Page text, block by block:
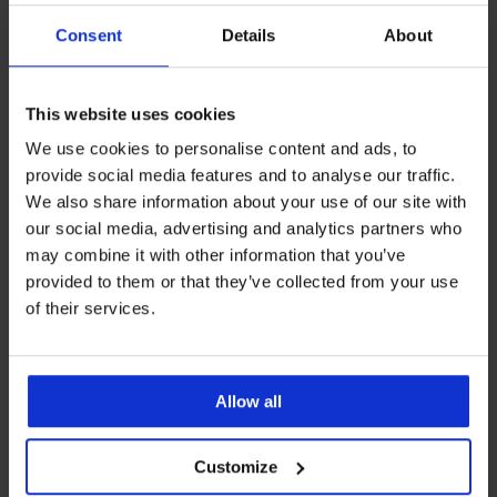
Consent Details About
This website uses cookies
We use cookies to personalise content and ads, to
provide social media features and to analyse our traffic.
We also share information about your use of our site with
our social media, advertising and analytics partners who
may combine it with other information that you’ve
provided to them or that they’ve collected from your use
of their services.
Allow all
Customize
Разпродажба -50%
3PACK памучни шорти
MEN-A Basic
Намаление
14,49 € (28,34 лв.)
3PACK памучни шорти
MEN-A